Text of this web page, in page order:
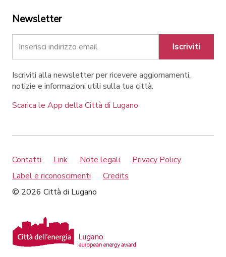
Newsletter
Iscriviti
Iscriviti alla newsletter per ricevere aggiornamenti,
notizie e informazioni utili sulla tua città.
Scarica le App della Città di Lugano
Contatti Link Note legali
Privacy Policy
Label e riconoscimenti
Credits
© 2026 Città di Lugano